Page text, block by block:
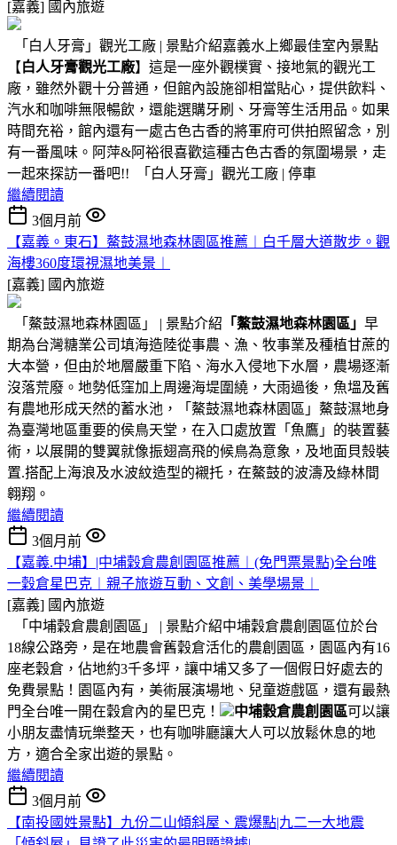
[嘉義] 國內旅遊
「白人牙膏」觀光工廠 | 景點介紹嘉義水上鄉最佳室內景點
【白人牙膏觀光工廠】這是一座外觀樸實、接地氣的觀光工
廠，雖然外觀十分普通，但館內設施卻相當貼心，提供飲料、
汽水和咖啡無限暢飲，還能選購牙刷、牙膏等生活用品。如果
時間充裕，館內還有一處古色古香的將軍府可供拍照留念，別
有一番風味。阿萍&阿裕很喜歡這種古色古香的氛圍場景，走
一起來探訪一番吧!! 「白人牙膏」觀光工廠 | 停車
繼續閱讀
3個月前
【嘉義。東石】鰲鼓濕地森林園區推薦︱白千層大道散步。觀
海樓360度環視濕地美景︱
[嘉義] 國內旅遊
「鰲鼓濕地森林園區」 | 景點介紹 「鰲鼓濕地森林園區」 早
期為台灣糖業公司填海造陸從事農、漁、牧事業及種植甘蔗的
大本營，但由於地層嚴重下陷、海水入侵地下水層，農場逐漸
沒落荒廢。地勢低窪加上周邊海堤圍繞，大雨過後，魚塭及舊
有農地形成天然的蓄水池，「鰲鼓濕地森林園區」鰲鼓濕地身
為臺灣地區重要的侯鳥天堂，在入口處放置「魚鷹」的裝置藝
術，以展開的雙翼就像振翅高飛的候鳥為意象，及地面貝殼裝
置.搭配上海浪及水波紋造型的襯托，在鰲鼓的波濤及綠林間
翱翔。
繼續閱讀
3個月前
【嘉義.中埔】|中埔穀倉農創園區推薦︱(免門票景點)全台唯
一穀倉星巴克︱親子旅遊互動、文創、美學場景︱
[嘉義] 國內旅遊
「中埔穀倉農創園區」 | 景點介紹中埔穀倉農創園區位於台
18線公路旁，是在地農會舊穀倉活化的農創園區，園區內有16
座老穀倉，佔地約3千多坪，讓中埔又多了一個假日好處去的
免費景點！園區內有，美術展演場地、兒童遊戲區，還有最熱
門全台唯一開在穀倉內的星巴克！
中埔穀倉農創園區可以讓
小朋友盡情玩樂整天，也有咖啡廳讓大人可以放鬆休息的地
方，適合全家出遊的景點。
繼續閱讀
3個月前
【南投國姓景點】九份二山傾斜屋、震爆點|九二一大地震